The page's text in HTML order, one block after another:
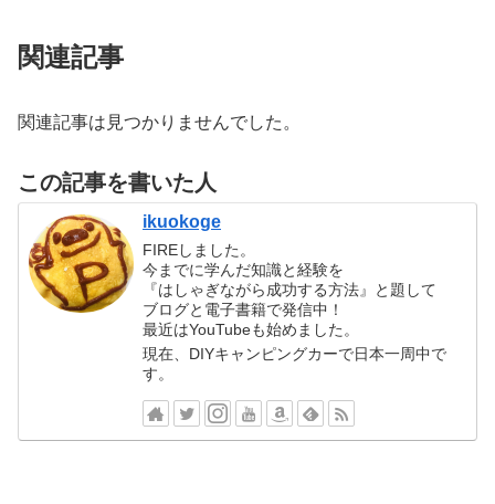
関連記事
関連記事は見つかりませんでした。
この記事を書いた人
ikuokoge
FIREしました。
今までに学んだ知識と経験を
『はしゃぎながら成功する方法』と題して
ブログと電子書籍で発信中！
最近はYouTubeも始めました。
現在、DIYキャンピングカーで日本一周中で
す。